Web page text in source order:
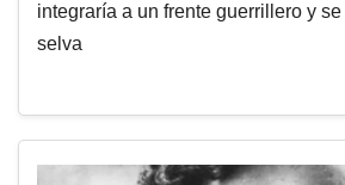
integraría a un frente guerrillero y
selva